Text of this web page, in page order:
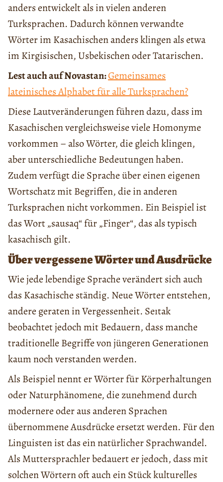
anders entwickelt als in vielen anderen
Turksprachen. Dadurch können verwandte
Wörter im Kasachischen anders klingen als etwa
im Kirgisischen, Usbekischen oder Tatarischen.
Lest auch auf Novastan:Gemeinsames
lateinisches Alphabet für alle Turksprachen?
Diese Lautveränderungen führen dazu, dass im
Kasachischen vergleichsweise viele Homonyme
vorkommen – also Wörter, die gleich klingen,
aber unterschiedliche Bedeutungen haben.
Zudem verfügt die Sprache über einen eigenen
Wortschatz mit Begriffen, die in anderen
Turksprachen nicht vorkommen. Ein Beispiel ist
das Wort „sausaq“ für „Finger“, das als typisch
kasachisch gilt.
Über vergessene Wörter und Ausdrücke
Wie jede lebendige Sprache verändert sich auch
das Kasachische ständig. Neue Wörter entstehen,
andere geraten in Vergessenheit. Seıtak
beobachtet jedoch mit Bedauern, dass manche
traditionelle Begriffe von jüngeren Generationen
kaum noch verstanden werden.
Als Beispiel nennt er Wörter für Körperhaltungen
oder Naturphänomene, die zunehmend durch
modernere oder aus anderen Sprachen
übernommene Ausdrücke ersetzt werden. Für den
Linguisten ist das ein natürlicher Sprachwandel.
Als Muttersprachler bedauert er jedoch, dass mit
solchen Wörtern oft auch ein Stück kulturelles